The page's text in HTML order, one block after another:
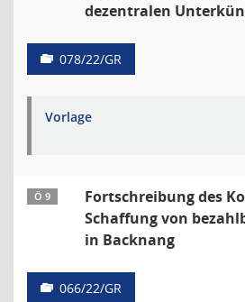
dezentralen
078/22/GR
Vorlage
Ö 9
Fortschreibung des
Schaffung von
in Backnang
066/22/GR